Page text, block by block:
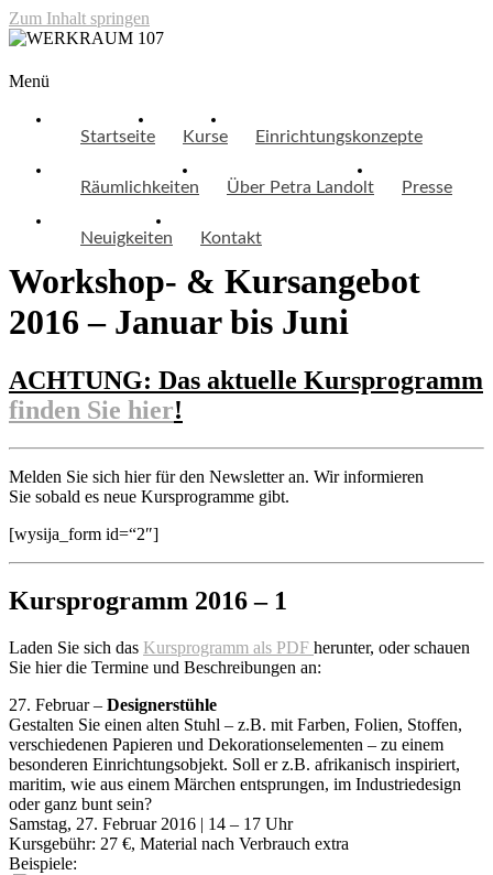
Zum Inhalt springen
WERKRAUM 107
Menü
Startseite Kurse Einrichtungskonzepte
Räumlichkeiten Über Petra Landolt Presse
Neuigkeiten Kontakt
Workshop- & Kursangebot
2016 – Januar bis Juni
ACHTUNG: Das aktuelle Kursprogramm
finden Sie hier!
Melden Sie sich hier für den Newsletter an. Wir informieren
Sie sobald es neue Kursprogramme gibt.
[wysija_form id=“2″]
Kursprogramm 2016 – 1
Laden Sie sich das Kursprogramm als PDF herunter, oder schauen
Sie hier die Termine und Beschreibungen an:
27. Februar – Designerstühle
Gestalten Sie einen alten Stuhl – z.B. mit Farben, Folien, Stoffen,
verschiedenen Papieren und Dekorationselementen – zu einem
besonderen Einrichtungsobjekt. Soll er z.B. afrikanisch inspiriert,
maritim, wie aus einem Märchen entsprungen, im Industriedesign
oder ganz bunt sein?
Samstag, 27. Februar 2016 | 14 – 17 Uhr
Kursgebühr: 27 €, Material nach Verbrauch extra
Beispiele: